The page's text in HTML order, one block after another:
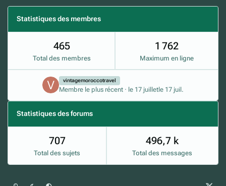
Statistiques des membres
465
Total des membres
1 762
Maximum en ligne
vintagemoroccotravel
Membre le plus récent · le 17 juilletle 17 juil.
Statistiques des forums
Total des sujets
707
Total des messages
496,7 k
Mode clairMode sombrePréférence du système